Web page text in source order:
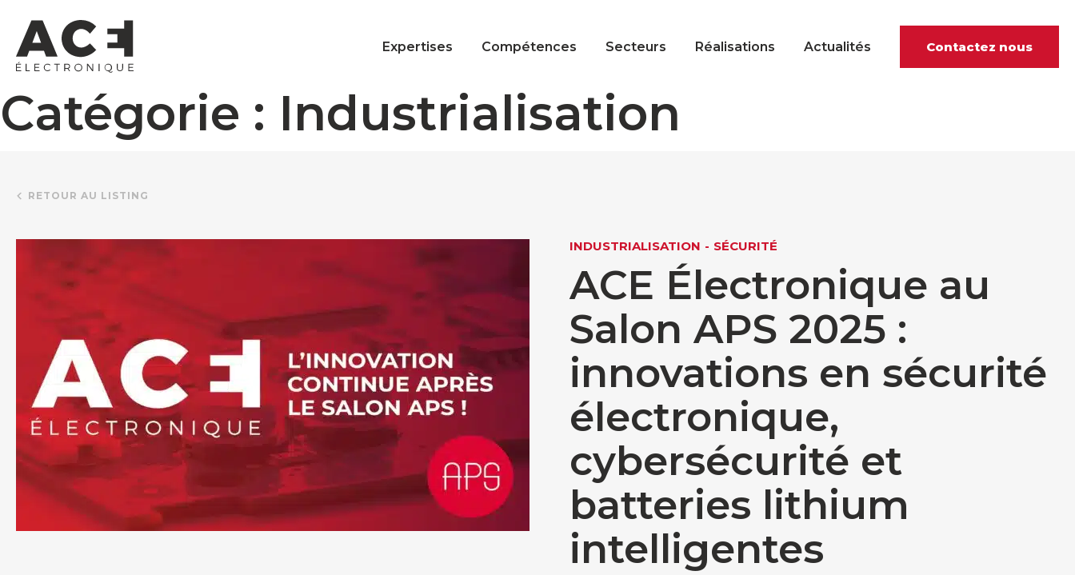
Expertises Compétences Secteurs Réalisations Actualités Contactez nous
Catégorie : Industrialisation
RETOUR AU LISTING
INDUSTRIALISATION SÉCURITÉ
ACE Électronique au
Salon APS 2025 :
innovations en sécurité
électronique,
cybersécurité et
batteries lithium
intelligentes